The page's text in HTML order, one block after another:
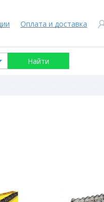
Оплата и доставка